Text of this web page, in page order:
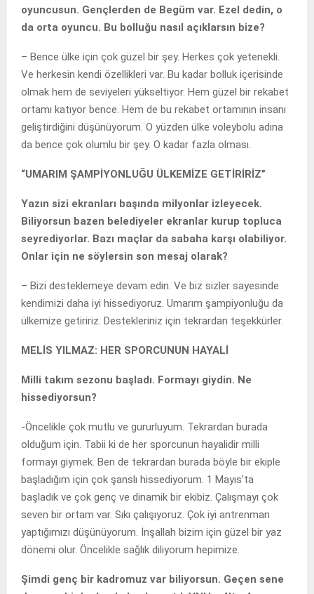
oyuncusun. Gençlerden de Begüm var. Ezel dedin, o
da orta oyuncu. Bu bolluğu nasıl açıklarsın bize?
– Bence ülke için çok güzel bir şey. Herkes çok yetenekli.
Ve herkesin kendi özellikleri var. Bu kadar bolluk içerisinde
olmak hem de seviyeleri yükseltiyor. Hem güzel bir rekabet
ortamı katıyor bence. Hem de bu rekabet ortamının insanı
geliştirdiğini düşünüyorum. O yüzden ülke voleybolu adına
da bence çok olumlu bir şey. O kadar fazla olması.
“UMARIM ŞAMPİYONLUĞU ÜLKEMİZE GETİRİRİZ”
Yazın sizi ekranları başında milyonlar izleyecek.
Biliyorsun bazen belediyeler ekranlar kurup topluca
seyrediyorlar. Bazı maçlar da sabaha karşı olabiliyor.
Onlar için ne söylersin son mesaj olarak?
– Bizi desteklemeye devam edin. Ve biz sizler sayesinde
kendimizi daha iyi hissediyoruz. Umarım şampiyonluğu da
ülkemize getiririz. Destekleriniz için tekrardan teşekkürler.
MELİS YILMAZ: HER SPORCUNUN HAYALİ
Milli takım sezonu başladı. Formayı giydin. Ne
hissediyorsun?
-Öncelikle çok mutlu ve gururluyum. Tekrardan burada
olduğum için. Tabii ki de her sporcunun hayalidir milli
formayı giymek. Ben de tekrardan burada böyle bir ekiple
başladığım için çok şanslı hissediyorum. 1 Mayıs’ta
başladık ve çok genç ve dinamik bir ekibiz. Çalışmayı çok
seven bir ortam var. Sıkı çalışıyoruz. Çok iyi antrenman
yaptığımızı düşünüyorum. İnşallah bizim için güzel bir yaz
dönemi olur. Öncelikle sağlık diliyorum hepimize.
Şimdi genç bir kadromuz var biliyorsun. Geçen sene